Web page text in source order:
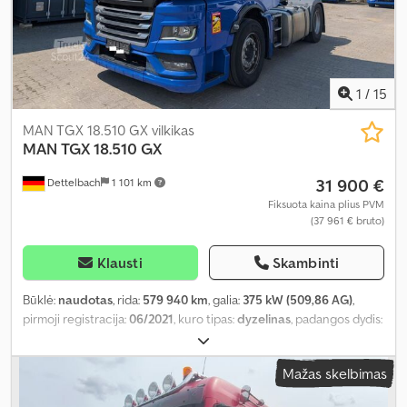
1 / 15
Dettelbach 1 101 km
MAN TGX 18.510 GX vilkikas
MAN TGX 18.510 GX
31 900 €
Fiksuota kaina plius PVM
(37 961 € bruto)
Klausti Skambinti
Būklė: naudotas, rida: 579 940 km, galia: 375 kW (509,86 AG),
pirmoji registracija:06/2021, kuro tipas:dyzelinas, padangos dydis:
, ašių konfigūracija:4x2
dyzelinas, stabdžiai:retarderis, spalva:mėlyna, vairuotojo kabina:
miegamoji kabina
, pavaros tipas:automatinis , emisijos klasė:Euro
oras , Gamybos metai:2021, Įranga:
Mažas skelbimas